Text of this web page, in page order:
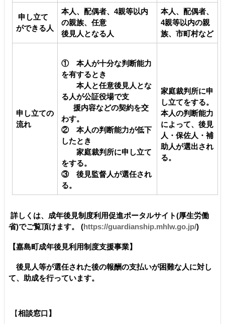
申し立て
ができる人
本人、配偶者、4親等以内
の親族、任意
後見人となる人
本人、配偶者、
4親等以内の親
族、市町村など
申し立ての
流れ
① 本人が十分な判断能力
を有するとき
本人と任意後見人とな
る人が公証役場で支
援内容などの契約を交
わす。
② 本人の判断能力が低下
したとき
家庭裁判所に申し立て
をする。
③ 後見監督人が選任され
る。
家庭裁判所に申
し立てをする。
本人の判断能力
によって、後見
人・保佐人・補
助人が選出され
る。
詳しくは、成年後見制度利用促進ポータルサイト(厚生労働
省)でご覧頂けます。 (https://guardianship.mhlw.go.jp/)
【嘉島町成年後見利用制度支援事業】
後見人等が選任された後の報酬の支払いが困難な人に対し
て、助成を行っています。
【相談窓口】